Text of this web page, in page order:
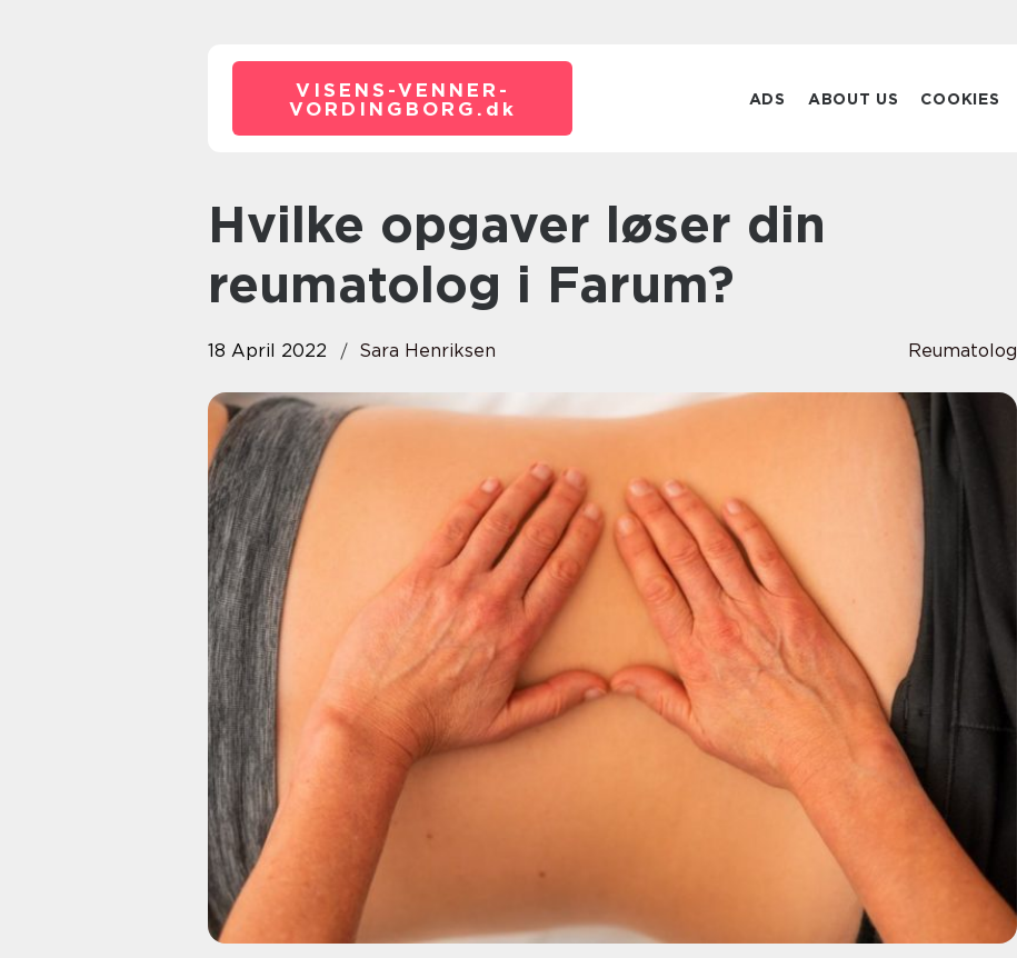
VISENS-VENNER-
VORDINGBORG. dk ADS ABOUT US COOKIES
Hvilke opgaver løser din
reumatolog i Farum?
18 April 2022 Sara Henriksen Reumatolog